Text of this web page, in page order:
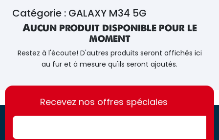
Catégorie : GALAXY M34 5G
Aucun produit disponible pour le
moment
Restez à l'écoute! D'autres produits seront affichés ici
au fur et à mesure qu'ils seront ajoutés.
https://france-
access.fr
https://france-
access.fr
Recevez nos offres spéciales